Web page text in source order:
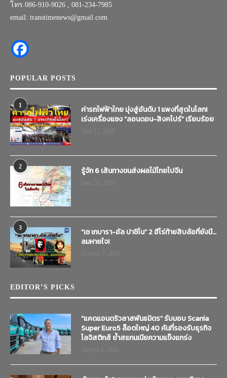
โทร.086-910-9026 , 081-234-7985
email: transtimenews@gmail.com
POPULAR POSTS
1
ค่ารถไฟฟ้าไทย มุ่งสู่อันดับ 1 แพงที่สุดในโลก!
เร่งเครื่องแซง “ลอนดอน-สิงคโปร์” เรียบร้อย
2 รู้จัก 6 เส้นทางขนส่งผลไม้ไทยไปจีน
3
“เช เกบารา-อัล ปาชิโน” 2 ฮีโร่ท้ายสิบล้อที่ยังมี…
ลมหายใจ!
EDITOR’S PICKS
“แคดแอนดริวลาสพันธมิตร” รับมอบ Scania
Super Euro5 ล็อตใหญ่ 40 คันที่รองรับธุรกิจ
โลจิสติกส์ ย้ำสแกนเนียความแข็งแกร่ง